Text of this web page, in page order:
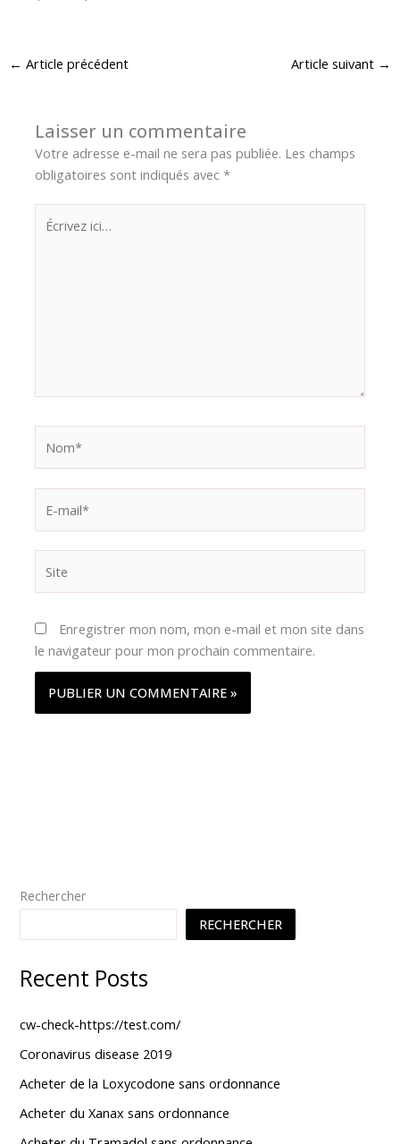
← Article précédent Article suivant →
Laisser un commentaire
Votre adresse e-mail ne sera pas publiée. Les champs
obligatoires sont indiqués avec*
Écrivez
ici…
mail*
Enregistrer mon nom, mon e-mail et mon site dans
le navigateur pour mon prochain commentaire.
Rechercher
RECHERCHER
Recent Posts
cw-check-https://test.com/
Coronavirus disease 2019
Acheter de la Loxycodone sans ordonnance
Acheter du Xanax sans ordonnance